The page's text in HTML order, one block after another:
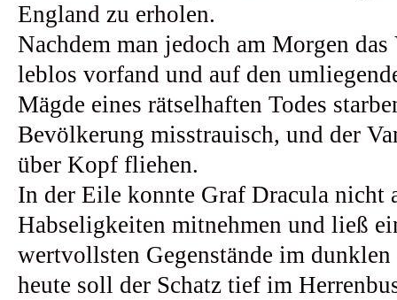
England zu erholen.
Nachdem man jedoch am Morgen
leblos vorfand und auf den
Mägde eines rätselhaften Todes
Bevölkerung misstrauisch, und der
über Kopf fliehen.
In der Eile konnte Graf Dracula nicht
Habseligkeiten mitnehmen und ließ
wertvollsten Gegenstände im
heute soll der Schatz tief im